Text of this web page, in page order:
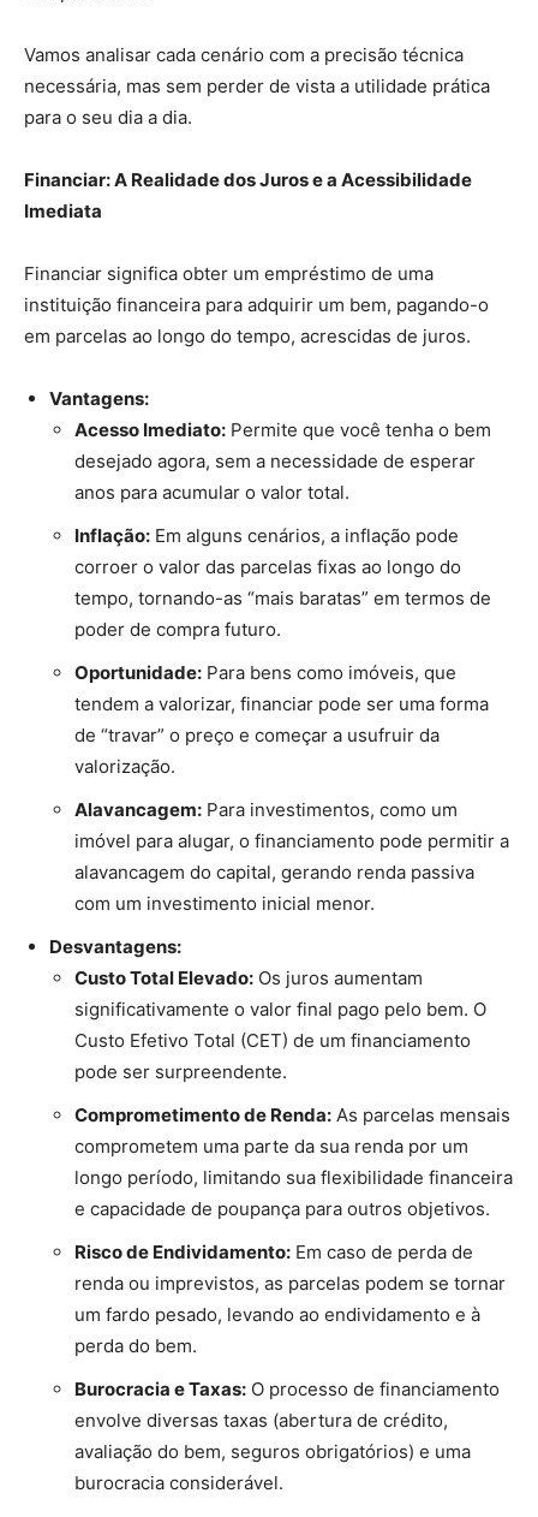
Vamos analisar cada cenário com a precisão técnica
necessária, mas sem perder de vista a utilidade prática
para o seu dia a dia.
Financiar: A Realidade dos Juros e a Acessibilidade
Imediata
Financiar significa obter um empréstimo de uma
instituição financeira para adquirir um bem, pagando-o
em parcelas ao longo do tempo, acrescidas de juros.
Vantagens:
Acesso Imediato: Permite que você tenha o bem
desejado agora, sem a necessidade de esperar
anos para acumular o valor total.
Inflação: Em alguns cenários, a inflação pode
corroer o valor das parcelas fixas ao longo do
tempo, tornando-as “mais baratas” em termos de
poder de compra futuro.
Oportunidade: Para bens como imóveis, que
tendem a valorizar, financiar pode ser uma forma
de “travar” o preço e começar a usufruir da
valorização.
Alavancagem: Para investimentos, como um
imóvel para alugar, o financiamento pode permitir a
alavancagem do capital, gerando renda passiva
com um investimento inicial menor.
Desvantagens:
Custo Total Elevado: Os juros aumentam
significativamente o valor final pago pelo bem. O
Custo Efetivo Total (CET) de um financiamento
pode ser surpreendente.
Comprometimento de Renda: As parcelas mensais
comprometem uma parte da sua renda por um
longo período, limitando sua flexibilidade financeira
e capacidade de poupança para outros objetivos.
Risco de Endividamento: Em caso de perda de
renda ou imprevistos, as parcelas podem se tornar
um fardo pesado, levando ao endividamento e à
perda do bem.
Burocracia e Taxas: O processo de financiamento
envolve diversas taxas (abertura de crédito,
avaliação do bem, seguros obrigatórios) e uma
burocracia considerável.